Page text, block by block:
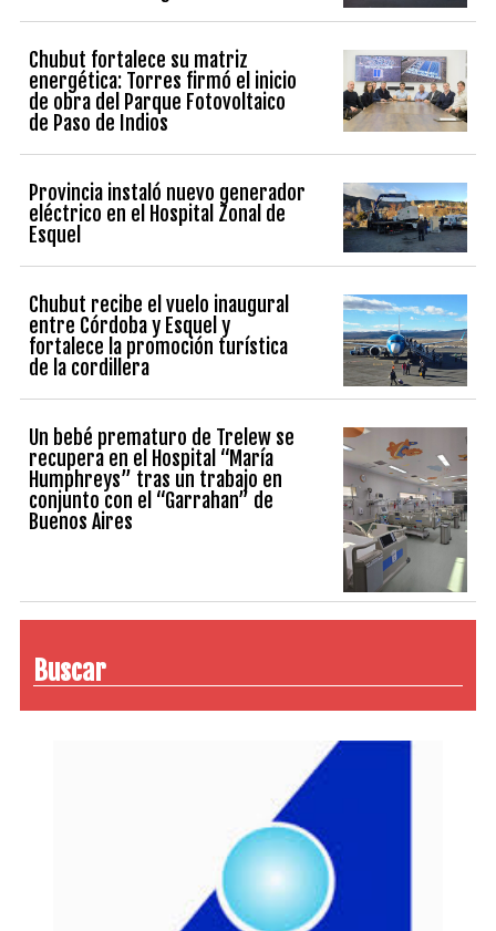
Chubut fortalece su matriz
energética: Torres firmó el inicio
de obra del Parque Fotovoltaico
de Paso de Indios
Provincia instaló nuevo generador
eléctrico en el Hospital Zonal de
Esquel
Chubut recibe el vuelo inaugural
entre Córdoba y Esquel y
fortalece la promoción turística
de la cordillera
Un bebé prematuro de Trelew se
recupera en el Hospital “María
Humphreys” tras un trabajo en
conjunto con el “Garrahan” de
Buenos Aires
Buscar